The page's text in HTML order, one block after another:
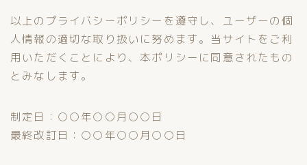
以上のプライバシーポリシーを遵守し、ユーザーの個
人情報の適切な取り扱いに努めます。当サイトをご利
用いただくことにより、本ポリシーに同意されたもの
とみなします。
制定日：○○年○○月○○日
最終改訂日：○○年○○月○○日